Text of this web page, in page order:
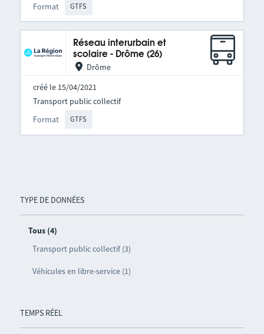
TYPE DE DONNÉES
Tous (4)
Transport public collectif (3)
Véhicules en libre-service (1)
TEMPS RÉEL
Format GTFS
Réseau interurbain et
scolaire - Drôme (26)
Drôme
créé le 15/04/2021
Format GTFS
Transport public collectif